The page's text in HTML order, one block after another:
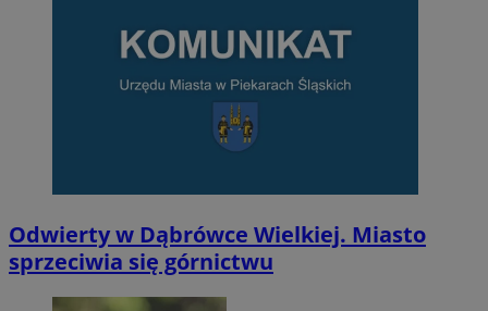
Odwierty w Dąbrówce Wielkiej. Miasto
sprzeciwia się górnictwu